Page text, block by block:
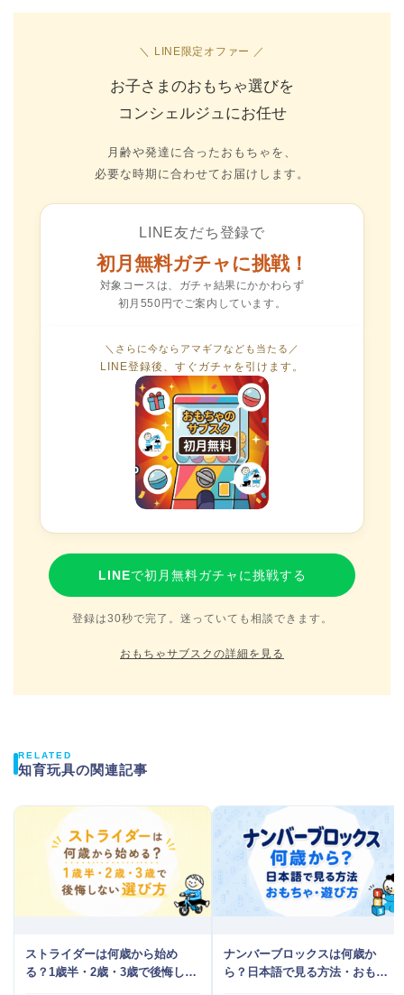
＼ LINE限定オファー ／
お子さまのおもちゃ選びを
コンシェルジュにお任せ
月齢や発達に合ったおもちゃを、
必要な時期に合わせてお届けします。
LINE友だち登録で
初月無料ガチャに挑戦！
対象コースは、ガチャ結果にかかわらず
初月550円でご案内しています。
LINEで初月無料ガチャに挑戦する
登録は30秒で完了。迷っていても相談できます。
＼さらに今ならアマギフなども当たる／
LINE登録後、すぐガチャを引けます。
おもちゃサブスクの詳細を見る
RELATED
知育玩具の関連記事
ストライダーは何歳から始め
る？1歳半・2歳・3歳で後悔しな
ナンバーブロックスは何歳か
ら？日本語で見る方法・おもち